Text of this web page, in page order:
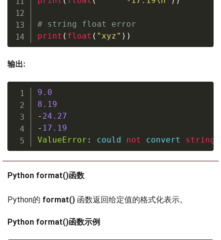
# string float error
print ( float ( "xyz" ) )
输出:
9.0
8.19
- 24.27
- 17.19
ValueError : could not convert string
Python format()函数
Python的 format() 函数返回给定值的格式化表示。
Python format()函数示例